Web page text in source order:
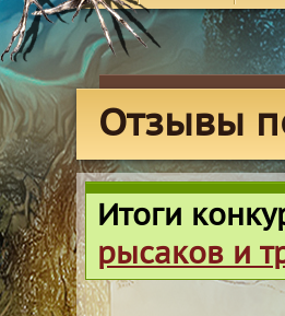
Отзывы
Итоги
рысаков и